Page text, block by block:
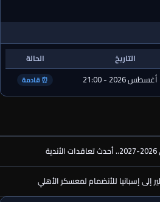
التاريخ
الحالة
⏰ قادمة
إلى إسبانيا للأنضمام لمعسكر الأهلي